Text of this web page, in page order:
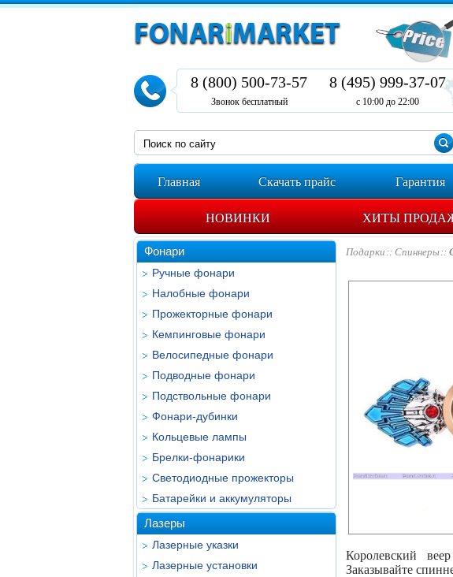
8 (800) 500-73-57
Звонок бесплатный
8 (495) 999-37-07
с 10:00 до 22:00
Главная Скачать прайс Гарантия
НОВИНКИ ХИТЫ
Фонари
Ручные фонари
Налобные фонари
Прожекторные фонари
Кемпинговые фонари
Велосипедные фонари
Подводные фонари
Подствольные фонари
Фонари-дубинки
Кольцевые лампы
Брелки-фонарики
Светодиодные прожекторы
Батарейки и аккумуляторы
Лазеры
Лазерные указки
Лазерные установки
Подарки Спиннеры
Королевский
Заказывайте